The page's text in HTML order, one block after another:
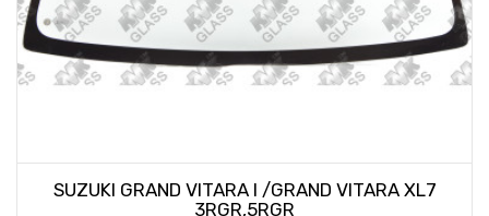
SUZUKI GRAND VITARA I /GRAND VITARA XL7
3RGR,5RGR